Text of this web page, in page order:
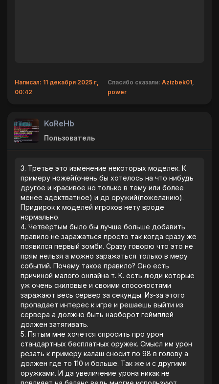
Написал: 11 декабря 2025 г,
00:42
Спасибо сказали:Azizbek01
power
KoReHb
Пользователь
3. Третье это изменение некоторых моделек. К
примеру ножей(очень бы хотелось на что нибудь
другое и красивое но только в тему или более
менее адектватное) и др оружий(пожеланию).
Придирок к моделей игроков нету вроде
нормально.
‎4. Четвëртым было бы лучше больше добавить
правило не заражаться просто так когда сразу же
появился первый зомби. Сразу говорю что это не
прям нельзя а можно заражаться только в меру
событий. Почему такое правило? Оно есть
причиной малого онлайна т. К. есть люди которые
уж очень скиловые и своими спосоностями
заражают весь сервер за секунды. Из-за этого
пропадает интерес к игре и решаешь выйти из
сервера а должно быть наоборот геймплей
должен затягивать.
‎5. Пятым мне хочется спросить про урон
стандартных бесплатных оружек. Смысл им урон
резать к примеру калаш сносит по 98 в голову а
должен где то 110 и больше. Так же и с другими
оружками. И да увеличение урона никак не